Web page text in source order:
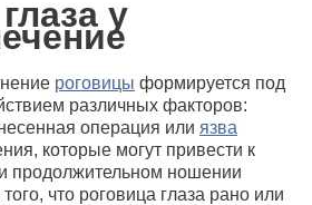
у
роговицы формируется под
различных факторов:
операция или язва
которые могут привести к
продолжительном ношении
что роговица глаза рано или